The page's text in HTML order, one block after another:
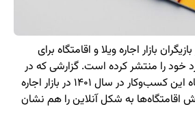
بازار اجاره ویلا و اقامتگاه برای
خود را منتشر کرده است. گزارشی که در
آن ضمن نمایش جایگاه این کسب‌وکار در سال ۱۴۰۱ در بازار اجاره
اقامتگاه‌ها به شکل آنلاین را هم نشان